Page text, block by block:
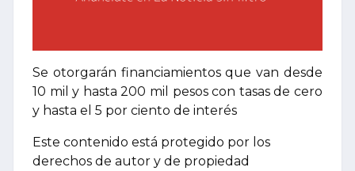
Se otorgarán financiamientos que van desde
10 mil y hasta 200 mil pesos con tasas de cero
y hasta el 5 por ciento de interés
Este contenido está protegido por los
derechos de autor y de propiedad